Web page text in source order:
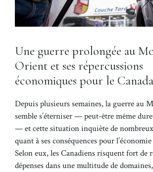
Une guerre prolongée au
Orient et ses répercussions
économiques pour le Canada
Depuis plusieurs semaines, la guerre au
semble s’éterniser — peut-être même
— et cette situation inquiète de
quant à ses conséquences pour
Selon eux, les Canadiens risquent fort de
dépenses dans une multitude de